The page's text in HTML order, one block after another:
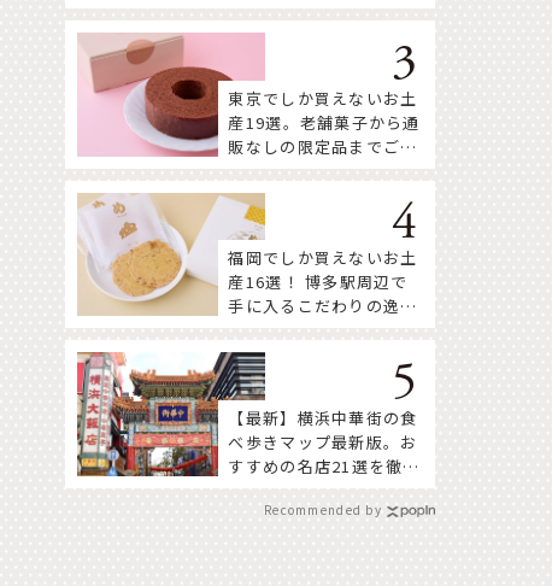
東京でしか買えないお土
産19選。老舗菓子から通
販なしの限定品までご紹
福岡でしか買えないお土
産16選！ 博多駅周辺で
手に入るこだわりの逸品
【最新】横浜中華街の食
べ歩きマップ最新版。お
すすめの名店21選を徹底
Recommended by